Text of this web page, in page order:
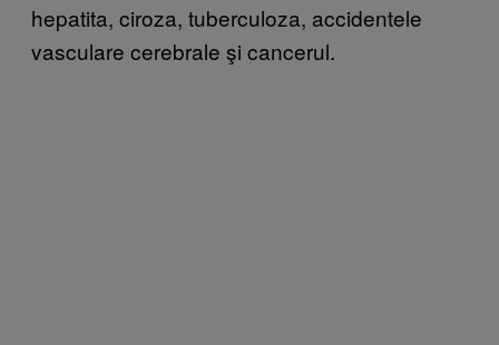
hepatita, ciroza, tuberculoza, accidentele
vasculare cerebrale şi cancerul.